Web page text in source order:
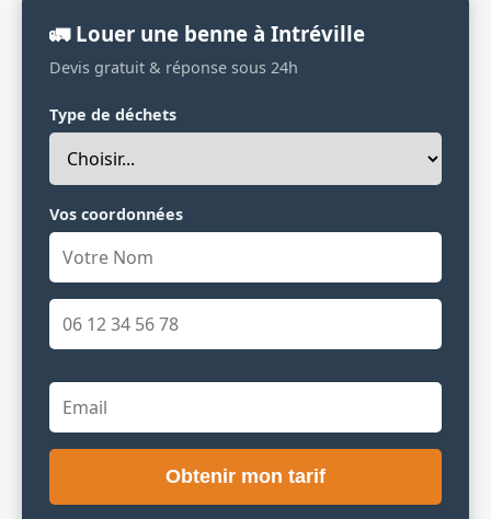
🚛 Louer une benne à Intréville
Devis gratuit & réponse sous 24h
Type de déchets
Vos coordonnées
Obtenir mon tarif